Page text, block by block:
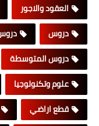
العقود والاجور
دروس
دروس المتوسطة
علوم وتكنولوجيا
قطع اراضي